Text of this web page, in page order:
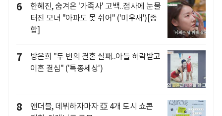
6
한혜진, 숨겨온 '가족사' 고백..점사에 눈물
터진 모녀 "아파도 못 쉬어" ('미우새')[종
합]
7
방은희 "두 번의 결혼 실패..아들 허락받고
이혼 결심" ('특종세상')
8
앤더블, 데뷔하자마자 亞 4개 도시 쇼콘